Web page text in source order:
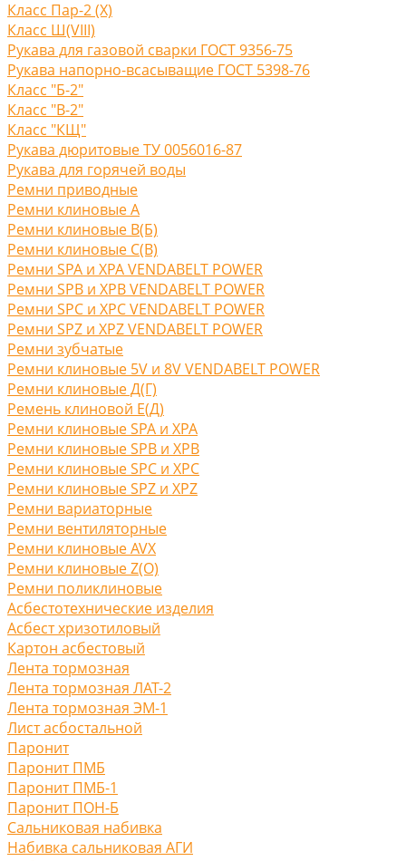
Класс Пар-2 (X)
Класс Ш(VIII)
Рукава для газовой сварки ГОСТ 9356-75
Рукава напорно-всасыващие ГОСТ 5398-76
Класс "Б-2"
Класс "В-2"
Класс "КЩ"
Рукава дюритовые ТУ 0056016-87
Рукава для горячей воды
Ремни приводные
Ремни клиновые A
Ремни клиновые В(Б)
Ремни клиновые С(B)
Ремни SPA и XPA VENDABELT POWER
Ремни SPB и XPB VENDABELT POWER
Ремни SPC и XPC VENDABELT POWER
Ремни SPZ и XPZ VENDABELT POWER
Ремни зубчатые
Ремни клиновые 5V и 8V VENDABELT POWER
Ремни клиновые Д(Г)
Ремень клиновой Е(Д)
Ремни клиновые SPA и XPA
Ремни клиновые SPB и XPB
Ремни клиновые SPC и XPC
Ремни клиновые SPZ и XPZ
Ремни вариаторные
Ремни вентиляторные
Ремни клиновые AVX
Ремни клиновые Z(O)
Ремни поликлиновые
Асбестотехнические изделия
Асбест хризотиловый
Картон асбестовый
Лента тормозная
Лента тормозная ЛАТ-2
Лента тормозная ЭМ-1
Лист асбостальной
Паронит
Паронит ПМБ
Паронит ПМБ-1
Паронит ПОН-Б
Сальниковая набивка
Набивка сальниковая АГИ